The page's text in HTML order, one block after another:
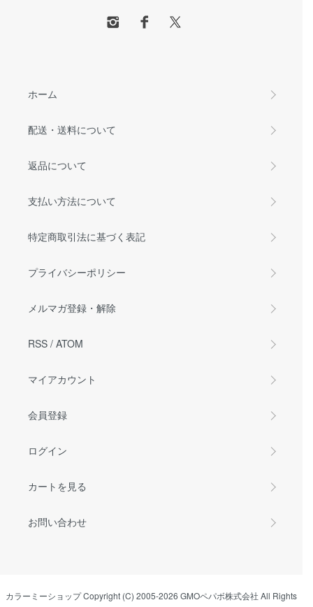
ホーム
配送・送料について
返品について
支払い方法について
特定商取引法に基づく表記
プライバシーポリシー
メルマガ登録・解除
RSS / ATOM
マイアカウント
会員登録
ログイン
カートを見る
お問い合わせ
カラーミーショップCopyright (C) 2005-2026 GMOペパボ株式会社 All Rights